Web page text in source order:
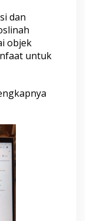
dan
objek
untuk